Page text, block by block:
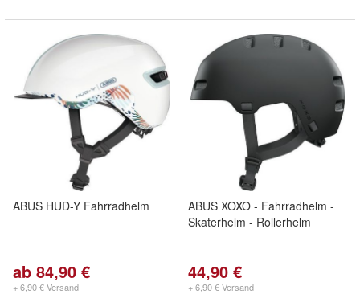
ABUS HUD-Y Fahrradhelm
ab 84,90 €
+ 6,90 € Versand
ABUS XOXO - Fahrradhelm -
Skaterhelm - Rollerhelm
44,90 €
+ 6,90 € Versand